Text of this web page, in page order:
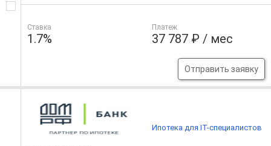
Ставка
1.7%
Платеж
37 787 ₽ / мес
Отправить заявку
Ипотека для IT-специалистов